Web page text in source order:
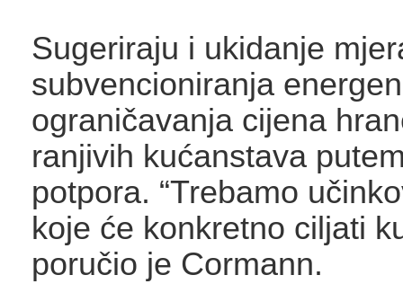
Sugeriraju i ukidanje
subvencioniranja
ograničavanja cijena
ranjivih kućanstava
potpora. “Trebamo
koje će konkretno ciljati
poručio je Cormann.